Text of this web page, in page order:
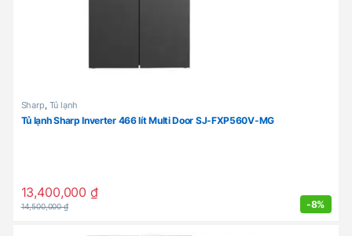
Sharp, Tủ lạnh
Tủ lạnh Sharp Inverter 466 lít Multi Door SJ-FXP560V-MG
13,400,000 ₫
14,500,000₫ -8%